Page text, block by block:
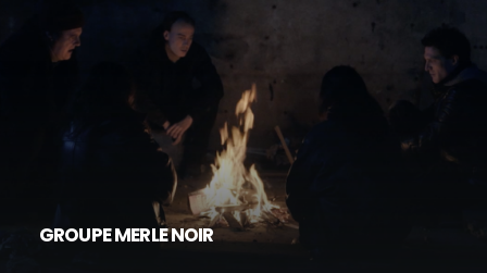
GROUPE MERLE NOIR